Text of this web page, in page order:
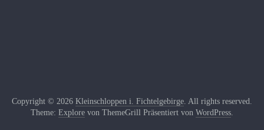
Copyright © 2026 Kleinschloppen i. Fichtelgebirge. All rights reserved.
Theme: Explorevon ThemeGrill Präsentiert von WordPress.